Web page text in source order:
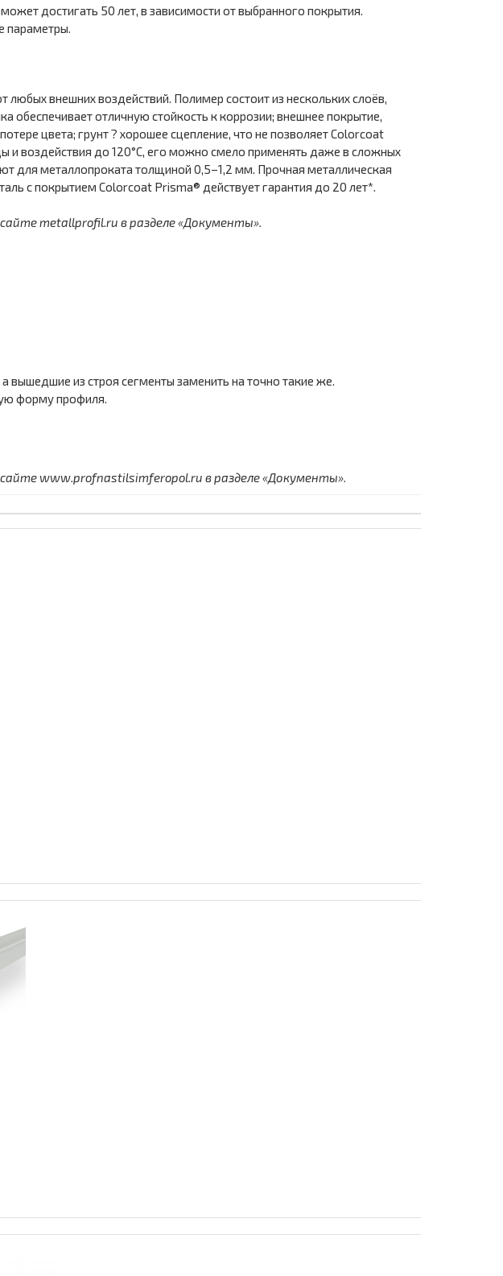
достигать 50 лет, в зависимости от выбранного покрытия.
параметры.
внешних воздействий. Полимер состоит из нескольких слоёв,
обеспечивает отличную стойкость к коррозии; внешнее покрытие,
цвета; грунт ? хорошее сцепление, что не позволяет Colorcoat
и воздействия до 120°С, его можно смело применять даже в сложных
для металлопроката толщиной 0,5–1,2 мм. Прочная металлическая
с покрытием Colorcoat Prisma® действует гарантия до 20 лет*.
metallprofil.ru в разделе «Документы».
из строя сегменты заменить на точно такие же.
форму профиля.
www.profnastilsimferopol.ru в разделе «Документы».